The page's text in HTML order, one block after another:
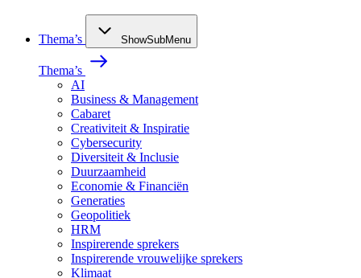
Thema’s ShowSubMenu
Thema’s
AI
Business & Management
Cabaret
Creativiteit & Inspiratie
Cybersecurity
Diversiteit & Inclusie
Duurzaamheid
Economie & Financiën
Generaties
Geopolitiek
HRM
Inspirerende sprekers
Inspirerende vrouwelijke sprekers
Klimaat